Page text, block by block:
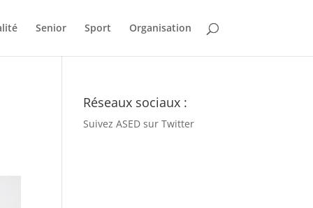
Senior Sport Organisation
Réseaux sociaux :
Suivez ASED sur Twitter